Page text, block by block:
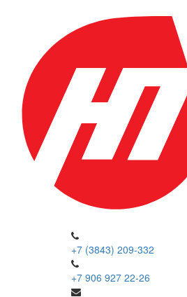
+7 (3843) 209-332
+7 906 927 22-26